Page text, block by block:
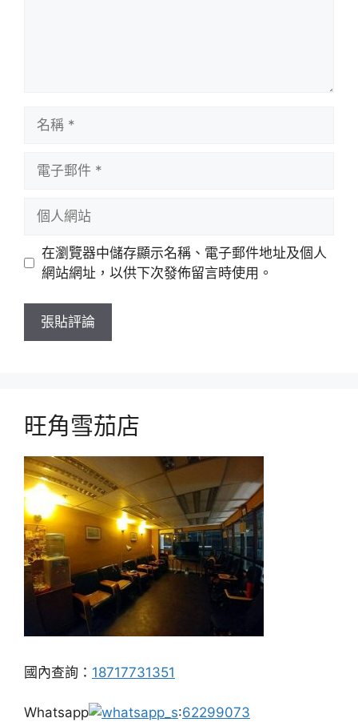
站
在瀏覽器中儲存顯示名稱、電子郵件地址及個人
網站網址，以供下次發佈留言時使用。
旺角雪茄店
國內查詢： 18717731351
Whatsapp :62299073